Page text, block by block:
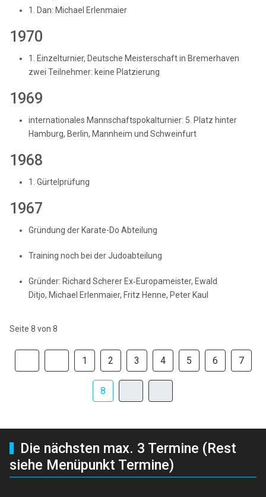
1. Dan: Michael Erlenmaier
1970
1. Einzelturnier, Deutsche Meisterschaft in Bremerhaven
zwei Teilnehmer: keine Platzierung
1969
internationales Mannschaftspokalturnier: 5. Platz hinter
Hamburg, Berlin, Mannheim und Schweinfurt
1968
1. Gürtelprüfung
1967
Gründung der Karate-Do Abteilung
Training noch bei der Judoabteilung
Gründer: Richard Scherer Ex‑Europameister, Ewald
Ditjo, Michael Erlenmaier, Fritz Henne, Peter Kaul
Seite 8 von 8
1 2 3 4 5 6 7
8
Die nächsten max. 3 Termine (Rest
siehe Menüpunkt Termine)